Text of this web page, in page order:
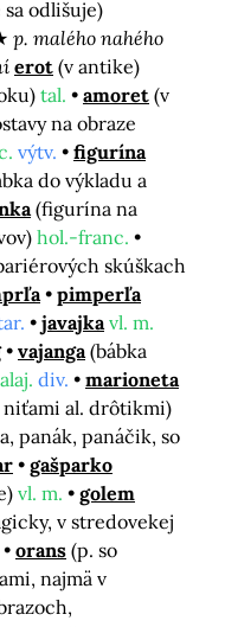
odlišuje)
p. malého nahého
erot (v antike)
tal. amoret (v
na obraze
výtv.
figurína
do výkladu a
(figurína na
hol.-franc.
skúškach
pimperľa
javajka vl. m.
vajanga (bábka
div.
marioneta
niťami al. drôtikmi)
panák, panáčik, so
gašparko
vl. m.
golem
v stredovekej
orans (p. so
najmä v